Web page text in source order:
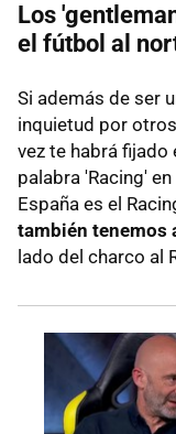
Los
el fútbol al
Si además de ser
inquietud por
vez te habrá fijado
palabra 'Racing'
España es el
también tenemos
lado del charco al